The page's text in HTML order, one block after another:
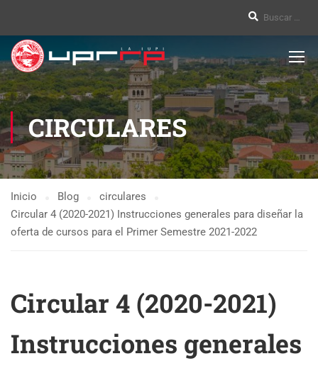
CIRCULARES
Inicio Blog
circulares
Circular 4 (2020-2021) Instrucciones generales para diseñar la
oferta de cursos para el Primer Semestre 2021-2022
Circular 4 (2020-2021)
Instrucciones generales